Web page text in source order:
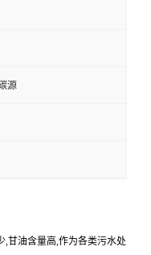
源
,甘油含量高,作为各类污水处